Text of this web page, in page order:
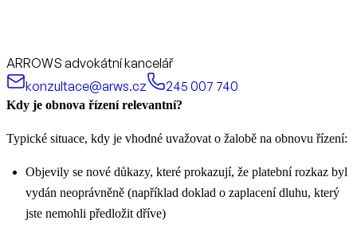
ARROWS advokátní kancelář
konzultace@arws.cz
245 007 740
Kdy je obnova řízení relevantní?
Typické situace, kdy je vhodné uvažovat o žalobě na obnovu řízení:
Objevily se nové důkazy, které prokazují, že platební rozkaz byl
vydán neoprávněně (například doklad o zaplacení dluhu, který
jste nemohli předložit dříve)